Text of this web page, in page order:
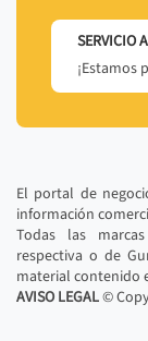
SERVICIO
¡Estamos
El portal de
información
Todas las
respectiva o de
material contenido
AVISO LEGAL©